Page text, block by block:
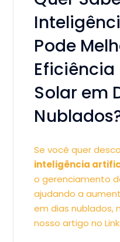
Pode
Eficiência
Solar em
Se você quer
inteligência
o gerenciamento
ajudando a
em dias nublados,
nosso artigo no